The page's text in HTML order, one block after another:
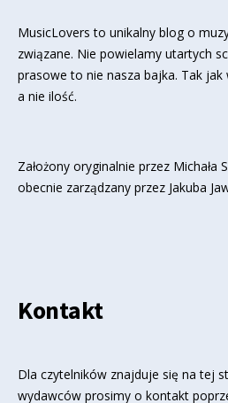
MusicLovers to unikalny blog o
związane. Nie powielamy utartych
prasowe to nie nasza bajka. Tak jak
a nie ilość.
Założony oryginalnie przez
obecnie zarządzany przez Jakuba
Kontakt
Dla czytelników znajduje się na tej
wydawców prosimy o kontakt